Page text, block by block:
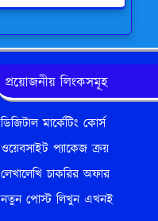
প্রয়োজনীয় লিংকসমূহ
ডিজিটাল মার্কেটিং কোর্স
ওয়েবসাইট প্যাকেজ ক্রয়
লেখালেখি চাকরির অফার
নতুন পোস্ট লিখুন এখনই